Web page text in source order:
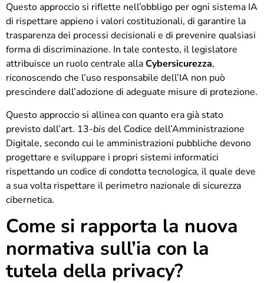
Questo approccio si riflette nell’obbligo per ogni sistema IA
di rispettare appieno i valori costituzionali, di garantire la
trasparenza dei processi decisionali e di prevenire qualsiasi
forma di discriminazione. In tale contesto, il legislatore
attribuisce un ruolo centrale allaCybersicurezza,
riconoscendo che l’uso responsabile dell’IA non può
prescindere dall’adozione di adeguate misure di protezione.
Questo approccio si allinea con quanto era già stato
previsto dall’art. 13-bis del Codice dell’Amministrazione
Digitale, secondo cui le amministrazioni pubbliche devono
progettare e sviluppare i propri sistemi informatici
rispettando un codice di condotta tecnologica, il quale deve
a sua volta rispettare il perimetro nazionale di sicurezza
cibernetica.
Come si rapporta la nuova
normativa sull’ia con la
tutela della privacy?